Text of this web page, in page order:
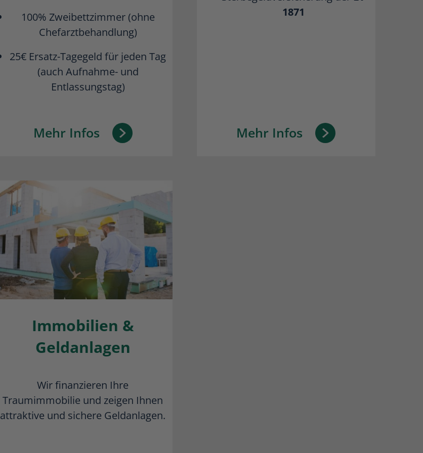
100% Zweibettzimmer (ohne
Chefarztbehandlung)
25€ Ersatz-Tagegeld für jeden Tag
(auch Aufnahme- und
Entlassungstag)
Mehr Infos
1871
Mehr Infos
Immobilien &
Geldanlagen
Wir finanzieren Ihre
Traumimmobilie und zeigen Ihnen
attraktive und sichere Geldanlagen.